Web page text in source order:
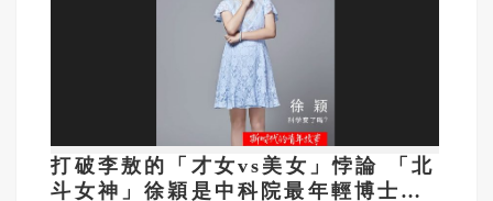
打破李敖的「才女vs美女」悖論 「北
斗女神」徐穎是中科院最年輕博士生